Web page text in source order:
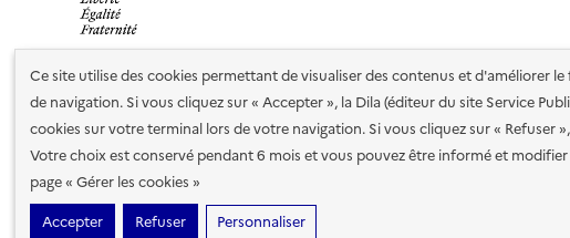
Ce site utilise des cookies permettant de visualiser des contenus et d'améliorer
de navigation. Si vous cliquez sur « Accepter », la Dila (éditeur du site Service
cookies sur votre terminal lors de votre navigation. Si vous cliquez sur « Refuser
Votre choix est conservé pendant 6 mois et vous pouvez être informé et
page « Gérer les cookies »
Accepter
Refuser Personnaliser
Nos partenaires
Plan du site Accessibilité : totalement conforme
cookies